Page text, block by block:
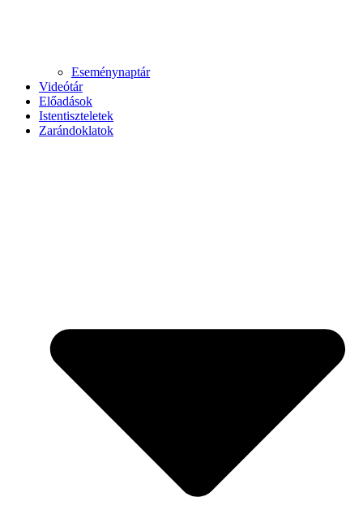
Eseménynaptár
Videótár
Előadások
Istentiszteletek
Zarándoklatok